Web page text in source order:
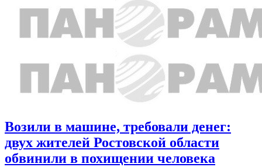
Возили в машине, требовали денег:
двух жителей Ростовской области
обвинили в похищении человека